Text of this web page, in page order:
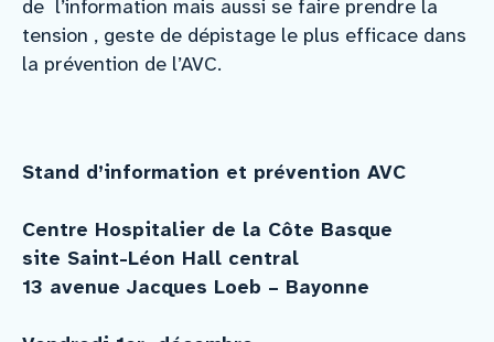
de l’information mais aussi se faire prendre la
tension , geste de dépistage le plus efficace dans
la prévention de l’AVC.
Stand d’information et prévention AVC
Centre Hospitalier de la Côte Basque
site Saint-Léon Hall central
13 avenue Jacques Loeb – Bayonne